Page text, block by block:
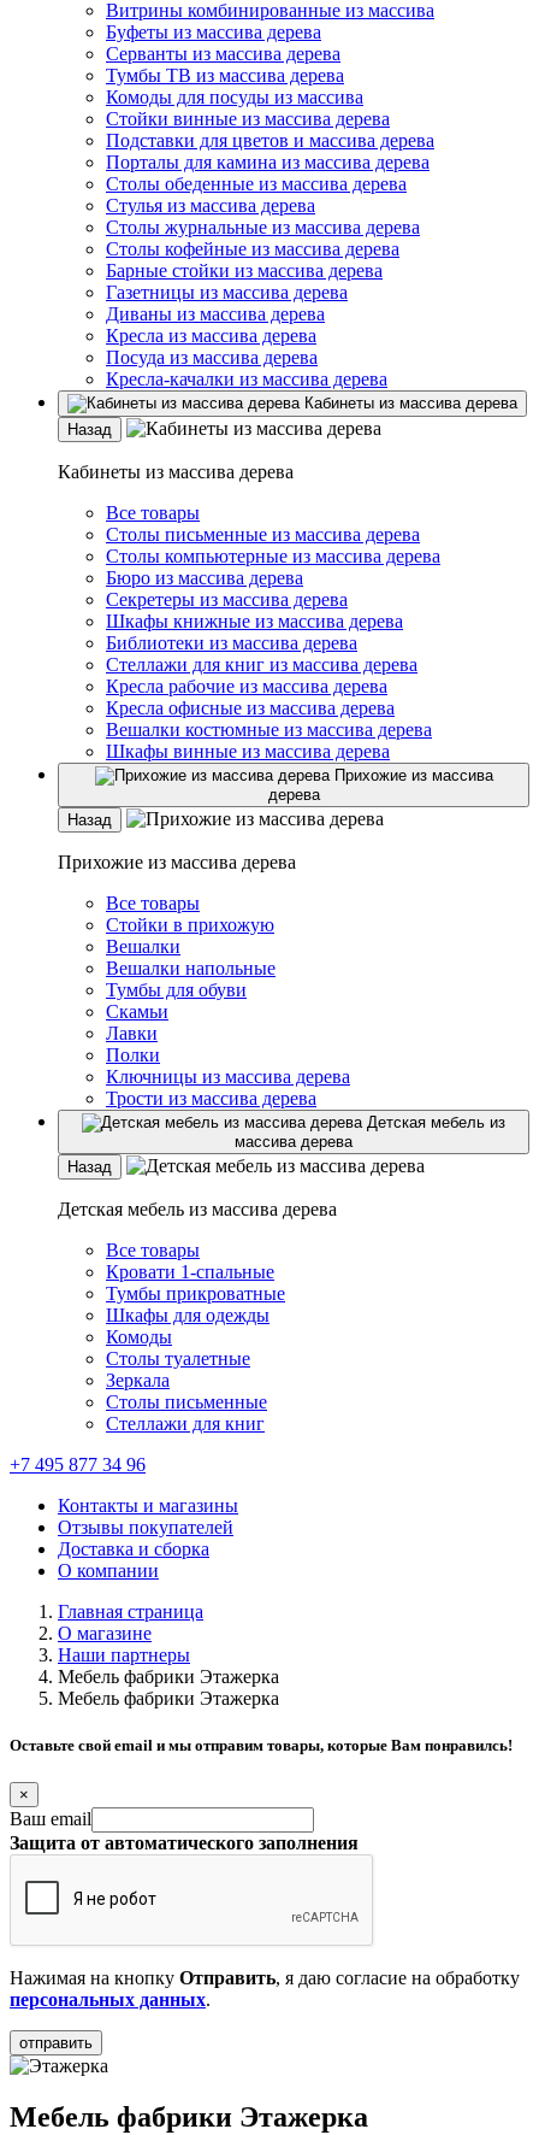
Витрины комбинированные из массива
Буфеты из массива дерева
Серванты из массива дерева
Тумбы ТВ из массива дерева
Комоды для посуды из массива
Стойки винные из массива дерева
Подставки для цветов и массива дерева
Порталы для камина из массива дерева
Столы обеденные из массива дерева
Стулья из массива дерева
Столы журнальные из массива дерева
Столы кофейные из массива дерева
Барные стойки из массива дерева
Газетницы из массива дерева
Диваны из массива дерева
Кресла из массива дерева
Посуда из массива дерева
Кресла-качалки из массива дерева
Кабинеты из массива дерева
Назад
Кабинеты из массива дерева
Все товары
Столы письменные из массива дерева
Столы компьютерные из массива дерева
Бюро из массива дерева
Секретеры из массива дерева
Шкафы книжные из массива дерева
Библиотеки из массива дерева
Стеллажи для книг из массива дерева
Кресла рабочие из массива дерева
Кресла офисные из массива дерева
Вешалки костюмные из массива дерева
Шкафы винные из массива дерева
Прихожие из массива
дерева
Назад
Прихожие из массива дерева
Все товары
Стойки в прихожую
Вешалки
Вешалки напольные
Тумбы для обуви
Скамьи
Лавки
Полки
Ключницы из массива дерева
Трости из массива дерева
Детская мебель из
массива дерева
Назад
Детская мебель из массива дерева
Все товары
Кровати 1-спальные
Тумбы прикроватные
Шкафы для одежды
Комоды
Столы туалетные
Зеркала
Столы письменные
Стеллажи для книг
+7 495 877 34 96
Контакты и магазины
Отзывы покупателей
Доставка и сборка
О компании
Главная страница
О магазине
Наши партнеры
Мебель фабрики Этажерка
Мебель фабрики Этажерка
Оставьте свой email и мы отправим товары, которые Вам понравилсь!
×
Ваш email
Защита от автоматического заполнения
Нажимая на кнопку Отправить, я даю согласие на обработку
персональных данных.
Мебель фабрики Этажерка